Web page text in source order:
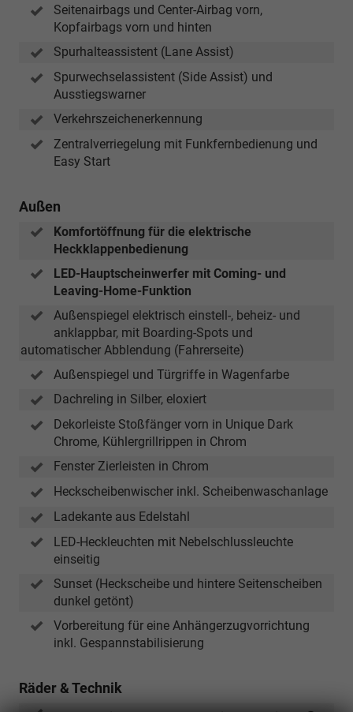
Seitenairbags und Center-Airbag vorn,
Kopfairbags vorn und hinten
Spurhalteassistent (Lane Assist)
Spurwechselassistent (Side Assist) und
Ausstiegswarner
Verkehrszeichenerkennung
Zentralverriegelung mit Funkfernbedienung und
Easy Start
Außen
Komfortöffnung für die elektrische
Heckklappenbedienung
LED-Hauptscheinwerfer mit Coming- und
Leaving-Home-Funktion
Außenspiegel elektrisch einstell-, beheiz- und
anklappbar, mit Boarding-Spots und
automatischer Abblendung (Fahrerseite)
Außenspiegel und Türgriffe in Wagenfarbe
Dachreling in Silber, eloxiert
Dekorleiste Stoßfänger vorn in Unique Dark
Chrome, Kühlergrillrippen in Chrom
Fenster Zierleisten in Chrom
Heckscheibenwischer inkl. Scheibenwaschanlage
Ladekante aus Edelstahl
LED-Heckleuchten mit Nebelschlussleuchte
einseitig
Sunset (Heckscheibe und hintere Seitenscheiben
dunkel getönt)
Vorbereitung für eine Anhängerzugvorrichtung
inkl. Gespannstabilisierung
Räder & Technik